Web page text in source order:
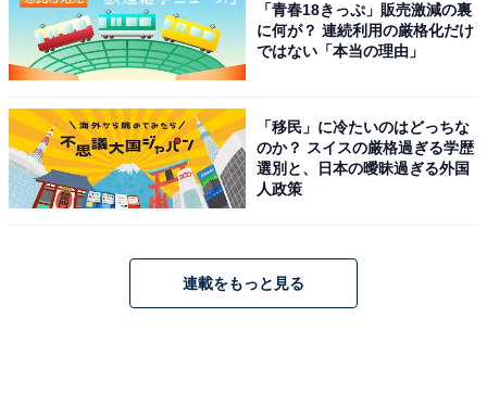
「HDR965GW」はAmazonや楽天で購入できる
コムテックのドライブレコーダー「HDR965GW」は、
Amazonや楽天で購入が可能です。
「青春18きっぷ」販売激減の裏
に何が？ 連続利用の厳格化だけ
ではない「本当の理由」
「移民」に冷たいのはどっちな
のか？ スイスの厳格過ぎる学歴
選別と、日本の曖昧過ぎる外国
人政策
連載をもっと見る